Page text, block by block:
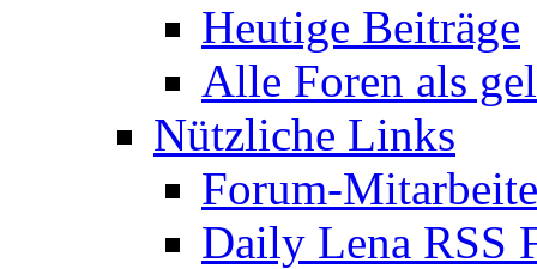
Heutige Beiträge
Alle Foren als
Nützliche Links
Forum-
Daily Lena RSS